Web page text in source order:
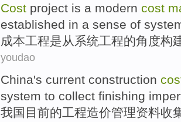
Cost project is a modern cost
established in a sense of
成本工程是从 系统工程的角度构
youdao
China's current construction
system to collect finishing
我国 目前的工程造价管理资料收